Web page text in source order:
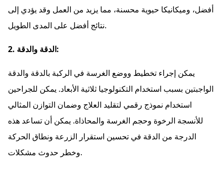
أفضل، وميكانيكا حيوية محسنة، مما يزيد من العمل وقد يؤدي إلى
نتائج أفضل على المدى الطويل.
2. الدقة والدقة:
يمكن إجراء تخطيط ووضع الغرسة في الركبة بالدقة والدقة
الواجبتين بسبب استخدام التكنولوجيا ثلاثية الأبعاد. يمكن للجراحين
استخدام نموذج رقمي لتقليد العلاج وضمان التوازن المثالي
للأنسجة الرخوة وحجم الغرسة والمحاذاة. يمكن أن تساعد هذه
الدرجة من الدقة في تحسين استقرار الزرعة ونطاق الحركة
وخطر حدوث مشكلات.